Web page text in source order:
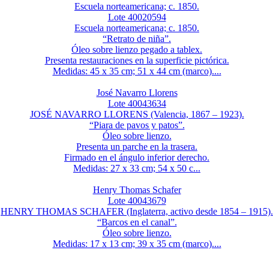
Escuela norteamericana; c. 1850.
Lote 40020594
Escuela norteamericana; c. 1850.
“Retrato de niña”.
Óleo sobre lienzo pegado a tablex.
Presenta restauraciones en la superficie pictórica.
Medidas: 45 x 35 cm; 51 x 44 cm (marco)....
José Navarro Llorens
Lote 40043634
JOSÉ NAVARRO LLORENS (Valencia, 1867 – 1923).
“Piara de pavos y patos”.
Óleo sobre lienzo.
Presenta un parche en la trasera.
Firmado en el ángulo inferior derecho.
Medidas: 27 x 33 cm; 54 x 50 c...
Henry Thomas Schafer
Lote 40043679
HENRY THOMAS SCHAFER (Inglaterra, activo desde 1854 – 1915).
“Barcos en el canal”.
Óleo sobre lienzo.
Medidas: 17 x 13 cm; 39 x 35 cm (marco)....